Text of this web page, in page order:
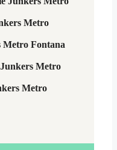
Metro
Metro Fontana
Metro
Metro